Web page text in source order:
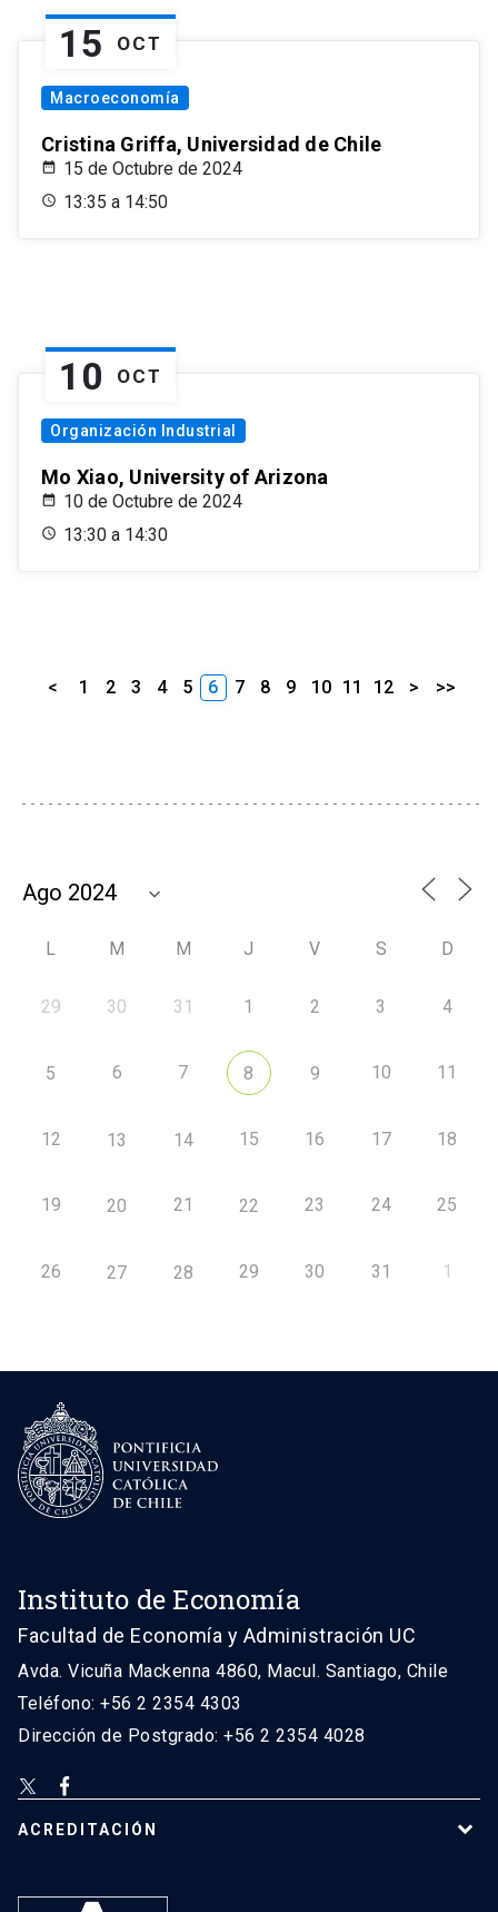
15 OCT
Macroeconomía
Cristina Griffa, Universidad de Chile
15 de Octubre de 2024
13:35 a 14:50
10 OCT
Organización Industrial
Mo Xiao, University of Arizona
10 de Octubre de 2024
13:30 a 14:30
< 1 2 3 4 5 6 7 8 9 10 11 12 > >>
L M M J V S D
29 30 31 1 2 3 4
5 6 7 8 9 10 11
12 13 14 15 16 17 18
19 20 21 22 23 24 25
26 27 28 29 30 31 1
Instituto de Economía
Facultad de Economía y Administración UC
Avda. Vicuña Mackenna 4860, Macul. Santiago, Chile
Teléfono: +56 2 2354 4303
Dirección de Postgrado: +56 2 2354 4028
ACREDITACIÓN